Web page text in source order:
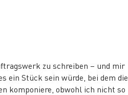
zu schreiben – und mir
ein Stück sein würde, bei dem die
komponiere, obwohl ich nicht so